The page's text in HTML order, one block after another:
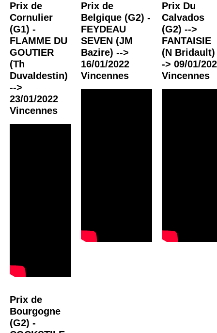
Prix de
Cornulier
(G1) -
FLAMME DU
GOUTIER
(Th
Duvaldestin)
-->
23/01/2022
Vincennes
Prix de
Belgique (G2) -
FEYDEAU
SEVEN (JM
Bazire) -->
16/01/2022
Vincennes
Prix Du
Calvados
(G2) -->
FANTAISIE
(N Bridault)
-> 09/01/
Vincennes
Prix de
Bourgogne
(G2) -